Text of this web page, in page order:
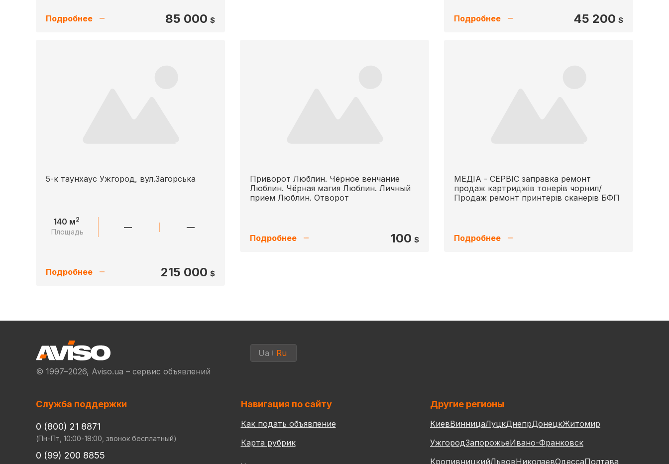
Подробнее 85 000 $ Подробнее 45 200 $
5-к таунхаус Ужгород, вул.Загорська
140 м2
Площадь — —
Подробнее 215 000 $
Приворот Люблин. Чёрное венчание
Люблин. Чёрная магия Люблин. Личный
прием Люблин. Отворот
Подробнее 100 $
МЕДІА - СЕРВІС заправка ремонт
продаж картриджів тонерів чорнил/
Продаж ремонт принтерів сканерів БФП
Подробнее
© 1997–2026, Aviso.ua – сервис объявлений
Ua Ru
Служба поддержки
0 (800) 21 8871
(Пн-Пт, 10:00-18:00, звонок бесплатный)
0 (99) 200 8855
Навигация по сайту
Как подать объявление
Карта рубрик
Другие регионы
КиевВинницаЛуцкДнепрДонецкЖитомир
УжгородЗапорожьеИвано-Франковск
КропивницкийЛьвовНиколаевОдессаПолтава